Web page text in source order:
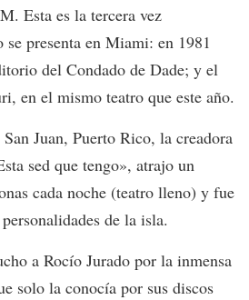
Esta es la tercera vez
se presenta en Miami: en 1981
del Condado de Dade; y el
en el mismo teatro que este año.
Juan, Puerto Rico, la creadora
sed que tengo», atrajo un
cada noche (teatro lleno) y fue
de la isla.
a Rocío Jurado por la inmensa
solo la conocía por sus discos